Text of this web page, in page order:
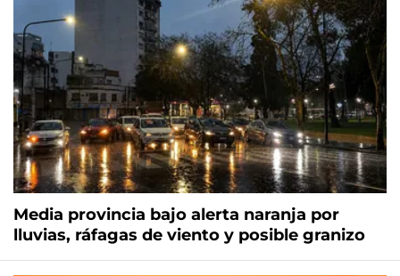
Media provincia bajo alerta naranja por
lluvias, ráfagas de viento y posible granizo